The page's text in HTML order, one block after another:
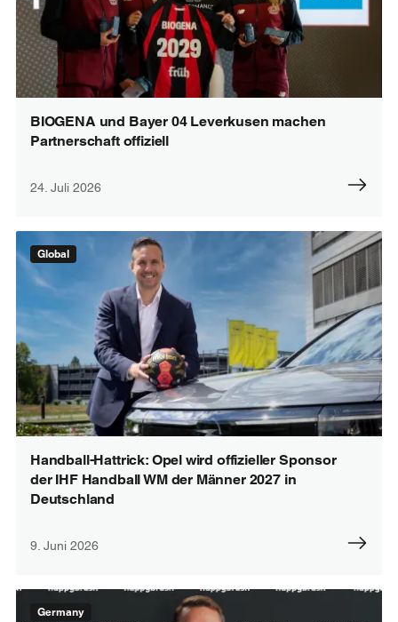
BIOGENA und Bayer 04 Leverkusen machen
Partnerschaft offiziell
24. Juli 2026
Global
Handball-Hattrick: Opel wird offizieller Sponsor
der IHF Handball WM der Männer 2027 in
Deutschland
9. Juni 2026
Germany